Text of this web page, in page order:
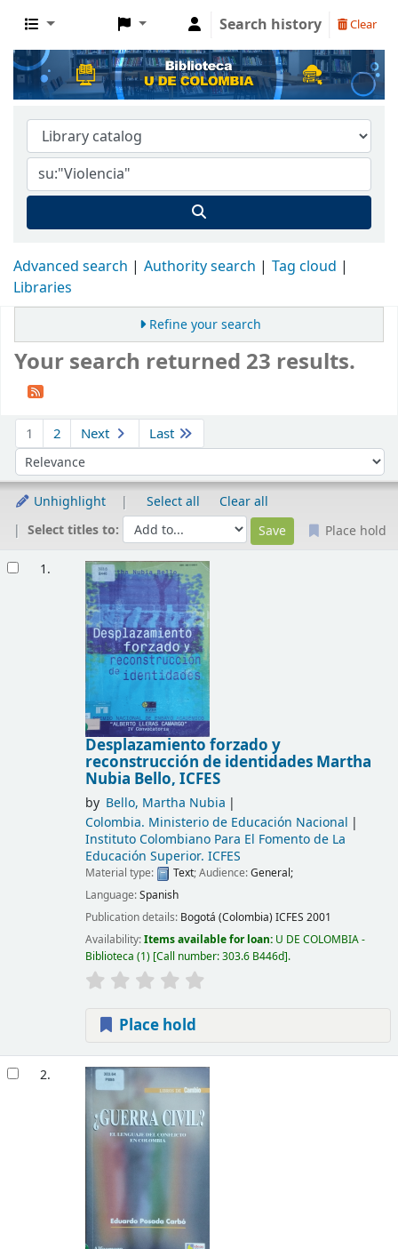
Search history Clear
Advanced search Authority search
Tag cloud
Libraries
Refine your search
Your search returned 23 results.
1 2 Next Last
Sort by:
Unhighlight Select all
Clear all
Select titles to:
Place hold
1.
Desplazamiento forzado y
reconstrucción de identidades Martha
Nubia Bello, ICFES
by Bello, Martha Nubia
Colombia. Ministerio de Educación Nacional
Instituto Colombiano Para El Fomento de La
Educación Superior. ICFES
Material type: Text; Audience:General;
Language:Spanish
Publication details: Bogotá (Colombia) ICFES 2001
Availability:Items available for loan: U DE COLOMBIA -
Biblioteca (1) Call number:303.6 B446d .
Place hold
2.